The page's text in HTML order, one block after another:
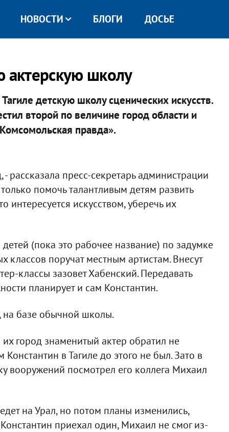
НОВОСТИ БЛОГИ ДОСЬЕ
актерскую школу
детскую школу сценических искусств.
второй по величине город области и
правда».
рассказала пресс-секретарь администрации
помочь талантливым детям развить
интересуется искусством, уберечь их
(пока это рабочее название) по задумке
классов поручат местным артистам. Внесут
классы зазовет Хабенский. Передавать
планирует и сам Константин.
на базе обычной школы.
город знаменитый актер обратил не
в Тагиле до этого не был. Зато в
вооружений посмотрел его коллега Михаил
на Урал, но потом планы изменились,
приехал один, Михаил не смог из-